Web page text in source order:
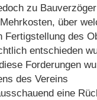
zu
über
Fertigstellung des
entschieden
Forderungen
des Vereins
eine